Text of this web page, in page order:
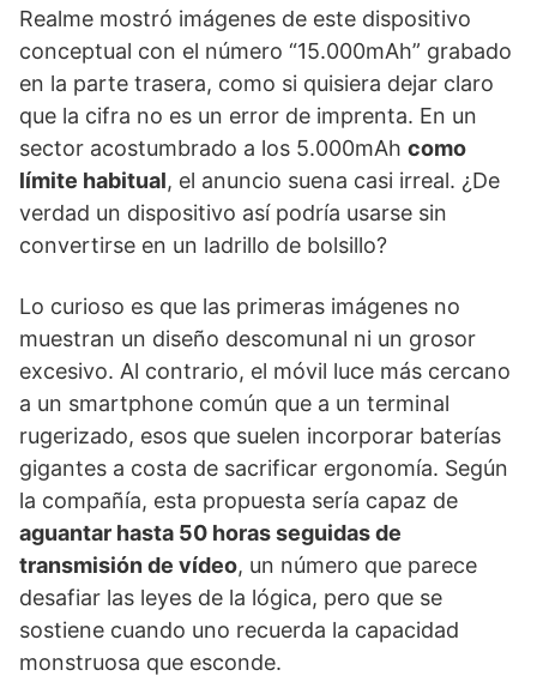
Realme mostró imágenes de este dispositivo
conceptual con el número “15.000mAh” grabado
en la parte trasera, como si quisiera dejar claro
que la cifra no es un error de imprenta. En un
sector acostumbrado a los 5.000mAh como
límite habitual, el anuncio suena casi irreal. ¿De
verdad un dispositivo así podría usarse sin
convertirse en un ladrillo de bolsillo?
Lo curioso es que las primeras imágenes no
muestran un diseño descomunal ni un grosor
excesivo. Al contrario, el móvil luce más cercano
a un smartphone común que a un terminal
rugerizado, esos que suelen incorporar baterías
gigantes a costa de sacrificar ergonomía. Según
la compañía, esta propuesta sería capaz de
aguantar hasta 50 horas seguidas de
transmisión de vídeo, un número que parece
desafiar las leyes de la lógica, pero que se
sostiene cuando uno recuerda la capacidad
monstruosa que esconde.